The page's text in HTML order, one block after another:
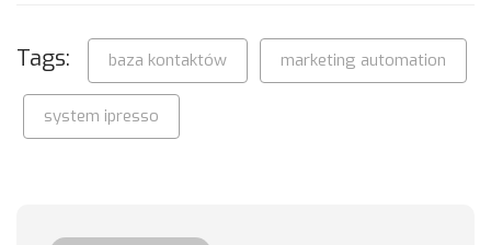
Tags: baza kontaktów marketing automation
system ipresso